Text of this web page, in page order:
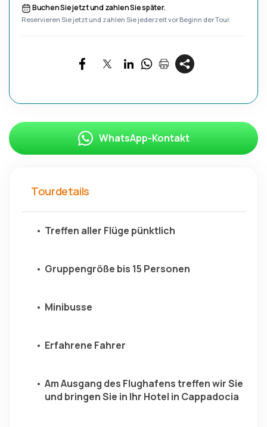
Tourdetails
Treffen aller Flüge pünktlich
Gruppengröße bis 15 Personen
Minibusse
Erfahrene Fahrer
Am Ausgang des Flughafens treffen wir Sie
und bringen Sie in Ihr Hotel in Cappadocia
Buchen Sie jetzt und zahlen Sie später.
Reservieren Sie jetzt und zahlen Sie jederzeit vor Beginn der Tour.
WhatsApp-Kontakt